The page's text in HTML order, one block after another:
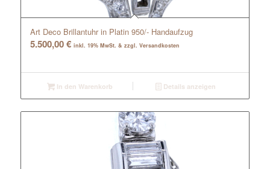
Art Deco Brillantuhr in Platin 950/- Handaufzug
5.500,00€ inkl. 19% MwSt. & zzgl. Versandkosten
In den Warenkorb Details anzeigen